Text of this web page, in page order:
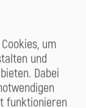
einem
finden
um
und
Dabei
funktionieren